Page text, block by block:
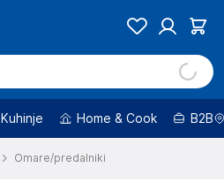
Kuhinje Home & Cook B2B
Omare/predalniki